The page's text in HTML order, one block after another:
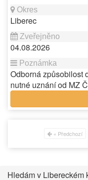
Liberec
04.08.2026
Odborná způsobilost
nutné uznání od MZ
« Předchozí
Hledám v Libereckém